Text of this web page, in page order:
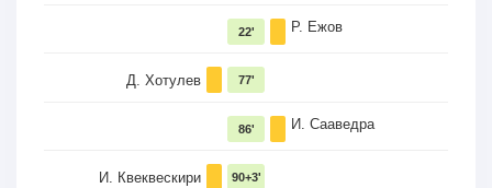
Р. Ежов
22'
Д. Хотулев 77'
И. Сааведра
86'
И. Квеквескири 90+3'